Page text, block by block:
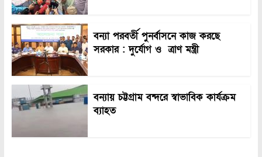
বন্যা পরবর্তী পুনর্বাসনে কাজ করছে
সরকার : দুর্যোগ ও ত্রাণ মন্ত্রী
বন্যায় চট্টগ্রাম বন্দরে স্বাভাবিক কার্যক্রম
ব্যাহত